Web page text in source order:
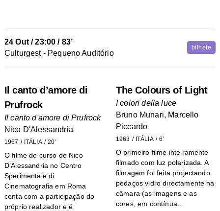
24 Out /23:00 / 83’
Culturgest - Pequeno Auditório
bilhete
Il canto d’amore di
Prufrock
Il canto d'amore di Prufrock
Nico D'Alessandria
1967 ITÁLIA 20’
O filme de curso de Nico
D’Alessandria no Centro
Sperimentale di
Cinematografia em Roma
conta com a participação do
próprio realizador e é
The Colours of Light
I colori della luce
Bruno Munari, Marcello
Piccardo
1963 ITÁLIA 6’
O primeiro filme inteiramente
filmado com luz polarizada. A
filmagem foi feita projectando
pedaços vidro directamente na
câmara (as imagens e as
cores, em contínua…